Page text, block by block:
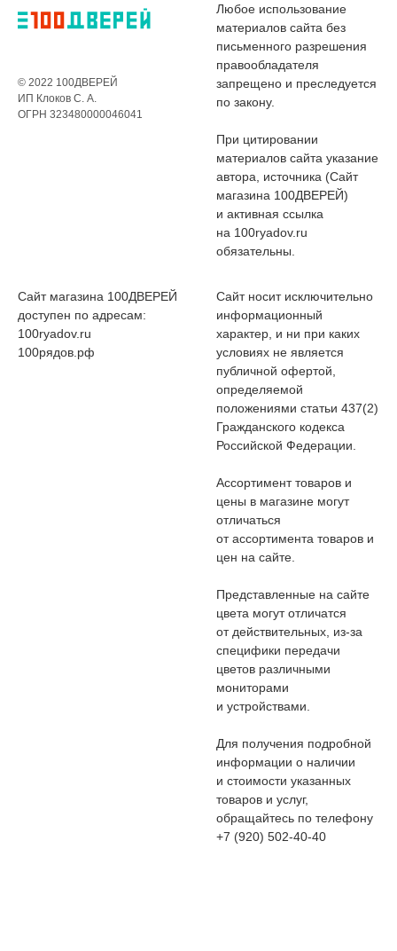
© 2022 100ДВЕРЕЙ
ИП Клоков С. А.
ОГРН 323480000046041
Любое использование
материалов сайта без
письменного разрешения
правообладателя
запрещено и преследуется
по закону.
При цитировании
материалов сайта указание
автора, источника (Сайт
магазина 100ДВЕРЕЙ)
и активная ссылка
на 100ryadov.ru
обязательны.
Сайт магазина 100ДВЕРЕЙ
доступен по адресам:
100ryadov.ru
100рядов.рф
Сайт носит исключительно
информационный
характер, и ни при каких
условиях не является
публичной офертой,
определяемой
положениями статьи 437(2)
Гражданского кодекса
Российской Федерации.
Ассортимент товаров и
цены в магазине могут
отличаться
от ассортимента товаров и
цен на сайте.
Представленные на сайте
цвета могут отличатся
от действительных, из-за
специфики передачи
цветов различными
мониторами
и устройствами.
Для получения подробной
информации о наличии
и стоимости указанных
товаров и услуг,
обращайтесь по телефону
+7 (920) 502-40-40